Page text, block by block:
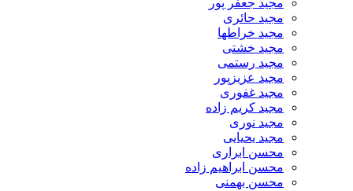
مجید جعفر پور
مجید حائری
مجید خراطها
مجید خشتی
مجید رستمی
مجید عزیزپور
مجید غفوری
مجید کریم زاده
مجید نوری
مجید یحیایی
محسن ابراری
محسن ابراهیم زاده
محسن بهمنی